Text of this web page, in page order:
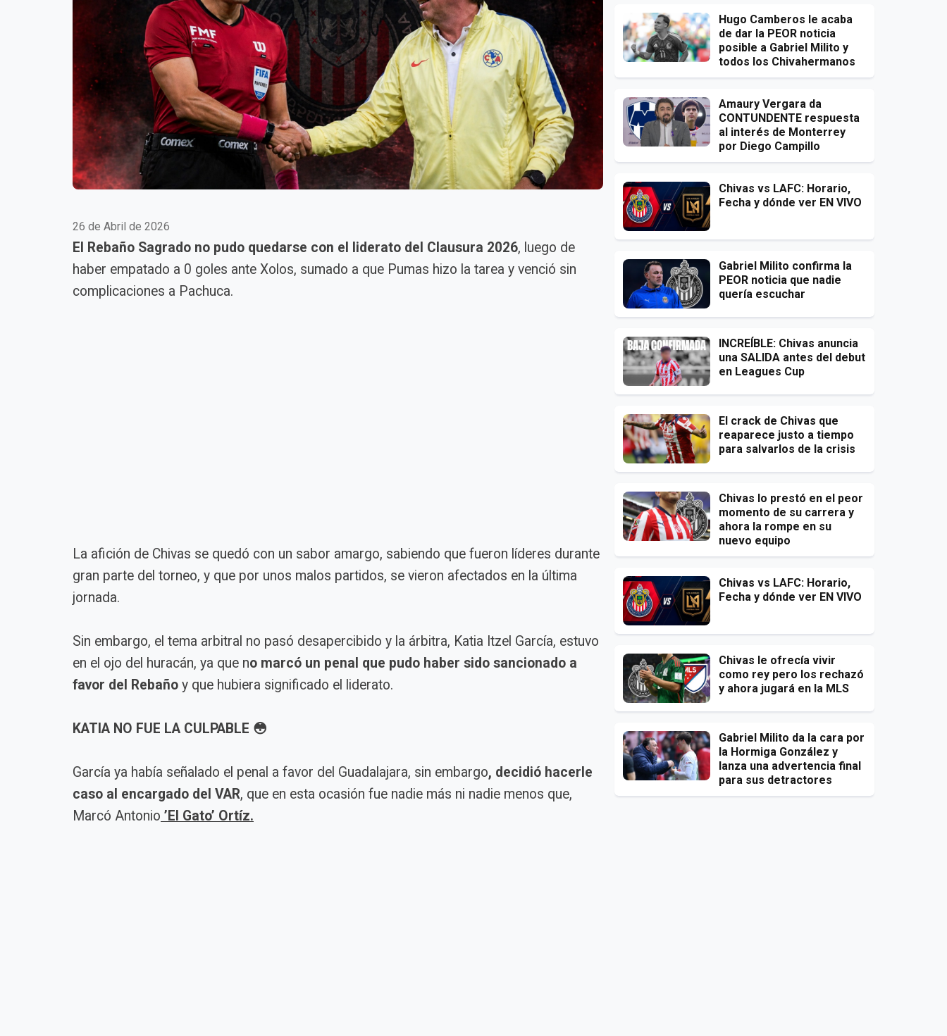
26 de Abril de 2026
El Rebaño Sagrado no pudo quedarse con el liderato del Clausura 2026, luego de
haber empatado a 0 goles ante Xolos, sumado a que Pumas hizo la tarea y venció sin
complicaciones a Pachuca.
La afición de Chivas se quedó con un sabor amargo, sabiendo que fueron líderes durante
gran parte del torneo, y que por unos malos partidos, se vieron afectados en la última
jornada.
Sin embargo, el tema arbitral no pasó desapercibido y la árbitra, Katia Itzel García, estuvo
en el ojo del huracán, ya que no marcó un penal que pudo haber sido sancionado a
favor del Rebaño y que hubiera significado el liderato.
KATIA NO FUE LA CULPABLE 😳
García ya había señalado el penal a favor del Guadalajara, sin embargo, decidió hacerle
caso al encargado del VAR, que en esta ocasión fue nadie más ni nadie menos que,
Marcó Antonio ’El Gato’ Ortíz.
Hugo Camberos le acaba
de dar la PEOR noticia
posible a Gabriel Milito y
todos los Chivahermanos
Amaury Vergara da
CONTUNDENTE respuesta
al interés de Monterrey
por Diego Campillo
Chivas vs LAFC: Horario,
Fecha y dónde ver EN VIVO
Gabriel Milito confirma la
PEOR noticia que nadie
quería escuchar
INCREÍBLE: Chivas anuncia
una SALIDA antes del debut
en Leagues Cup
El crack de Chivas que
reaparece justo a tiempo
para salvarlos de la crisis
Chivas lo prestó en el peor
momento de su carrera y
ahora la rompe en su
nuevo equipo
Chivas vs LAFC: Horario,
Fecha y dónde ver EN VIVO
Chivas le ofrecía vivir
como rey pero los rechazó
y ahora jugará en la MLS
Gabriel Milito da la cara por
la Hormiga González y
lanza una advertencia final
para sus detractores